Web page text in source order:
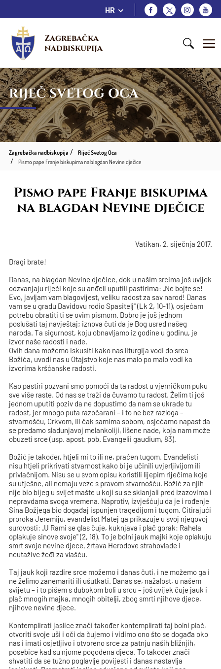
HR
Zagrebačka
nadbiskupija
RIJEČ SVETOG OCA
Zagrebačka nadbiskupija
Riječ Svetog Oca
Pismo pape Franje biskupima na blagdan Nevine dječice
Pismo pape Franje biskupima
na blagdan Nevine dječice
Vatikan, 2. siječnja 2017.
Dragi brate!
Danas, na blagdan Nevine dječice, dok u našim srcima još uvijek
odzvanjaju riječi koje su anđeli uputili pastirima: „Ne bojte se!
Evo, javljam vam blagovijest, veliku radost za sav narod! Danas
vam se u gradu Davidovu rodio Spasitelj" (Lk 2, 10-11), osjećam
potrebu obratiti ti se ovim pismom. Dobro je još jednom
poslušati taj navještaj; iznova čuti da je Bog usred našeg
naroda. Ta sigurnost, koju obnavljamo iz godine u godinu, je
izvor naše radosti i nade.
Ovih dana možemo iskusiti kako nas liturgija vodi do srca
Božića, uvodi nas u Otajstvo koje nas malo po malo vodi ka
izvorima kršćanske radosti.
Kao pastiri pozvani smo pomoći da ta radost u vjerničkom puku
sve više raste. Od nas se traži da čuvamo tu radost. Želim ti još
jednom uputiti poziv da ne dopustimo da nam se ukrade tu
radost, jer mnogo puta razočarani – i to ne bez razloga –
stvarnošću, Crkvom, ili čak samima sobom, osjećamo napast da
se predamo sladunjavoj melankoliji, lišene nade, koja nam može
obuzeti srce (usp. apost. pob. Evangelii gaudium, 83).
Božić je također, htjeli mi to ili ne, praćen tugom. Evanđelisti
nisu htjeli prikrivati stvarnost kako bi je učinili uvjerljivijom ili
privlačnijom. Nisu se u svom opisu koristili lijepim riječima koje
su utješne, ali nemaju veze s pravom stvarnošću. Božić za njih
nije bio bijeg u svijet mašte u koji su se sklanjali pred izazovima i
nepravdama svoga vremena. Naprotiv, izvješćuju da je i rođenje
Sina Božjega bio događaj ispunjen tragedijom i tugom. Citirajući
proroka Jeremiju, evanđelist Matej ga prikazuje u svoj njegovoj
surovosti: „U Rami se glas čuje, kuknjava i plač gorak: Rahela
oplakuje sinove svoje" (2, 18). To je bolni jauk majki koje oplakuju
smrt svoje nevine djece, žrtava Herodove strahovlade i
neutažive žeđi za vlašću.
Taj jauk koji razdire srce možemo i danas čuti, i ne možemo ga i
ne želimo zanemariti ili ušutkati. Danas se, nažalost, u našem
svijetu – i to pišem s dubokom boli u srcu – još uvijek čuje jauk i
plač mnogih majka, mnogih obitelji, zbog smrti njihove djece,
njihove nevine djece.
Kontemplirati jaslice znači također kontemplirati taj bolni plač,
otvoriti svoje uši i oči da čujemo i vidimo ono što se događa oko
nas i imati osjetljivo i otvoreno srce za patnju naših bližnjih,
posebice kad su njome pogođena djeca. To također znači
shvatiti da se tužno poglavlje povijesti i danas nastavlja